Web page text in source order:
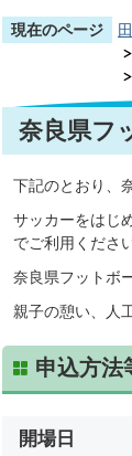
現在のページ
奈良県フ
下記のとおり、
サッカーをはじ
でご利用ください
奈良県フットボ
親子の憩い、人
申込方法
開場日